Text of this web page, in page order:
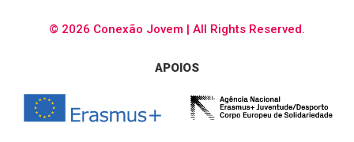
© 2026 Conexão Jovem | All Rights Reserved.
APOIOS